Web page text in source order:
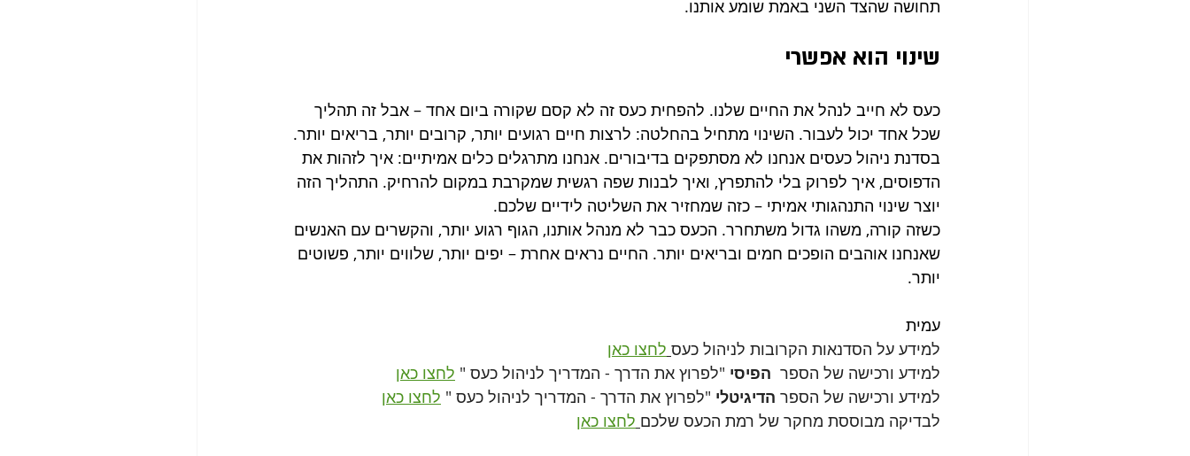
תחושה שהצד השני באמת שומע אותנו.
שינוי הוא אפשרי
כעס לא חייב לנהל את החיים שלנו. להפחית כעס זה לא קסם שקורה ביום אחד – אבל זה תהליך
שכל אחד יכול לעבור. השינוי מתחיל בהחלטה: לרצות חיים רגועים יותר, קרובים יותר, בריאים יותר.
בסדנת ניהול כעסים אנחנו לא מסתפקים בדיבורים. אנחנו מתרגלים כלים אמיתיים: איך לזהות את
הדפוסים, איך לפרוק בלי להתפרץ, ואיך לבנות שפה רגשית שמקרבת במקום להרחיק. התהליך הזה
יוצר שינוי התנהגותי אמיתי – כזה שמחזיר את השליטה לידיים שלכם.
כשזה קורה, משהו גדול משתחרר. הכעס כבר לא מנהל אותנו, הגוף רגוע יותר, והקשרים עם האנשים
שאנחנו אוהבים הופכים חמים ובריאים יותר. החיים נראים אחרת – יפים יותר, שלווים יותר, פשוטים
יותר.
עמית
למידע על הסדנאות הקרובות לניהול כעס לחצו כאן
למידע ורכישה של הספר הפיסי "לפרוץ את הדרך - המדריך לניהול כעס " לחצו כאן
למידע ורכישה של הספר הדיגיטלי "לפרוץ את הדרך - המדריך לניהול כעס " לחצו כאן
לבדיקה מבוססת מחקר של רמת הכעס שלכם לחצו כאן